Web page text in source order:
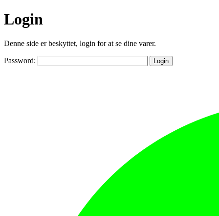
Login
Denne side er beskyttet, login for at se dine varer.
Password: